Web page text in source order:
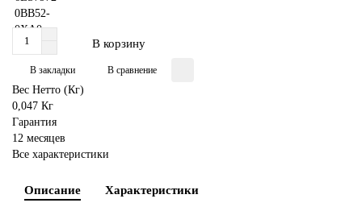
В корзину
В закладки В сравнение
Вес Нетто (Кг)
0,047 Кг
Гарантия
12 месяцев
Все характеристики
Описание Характеристики